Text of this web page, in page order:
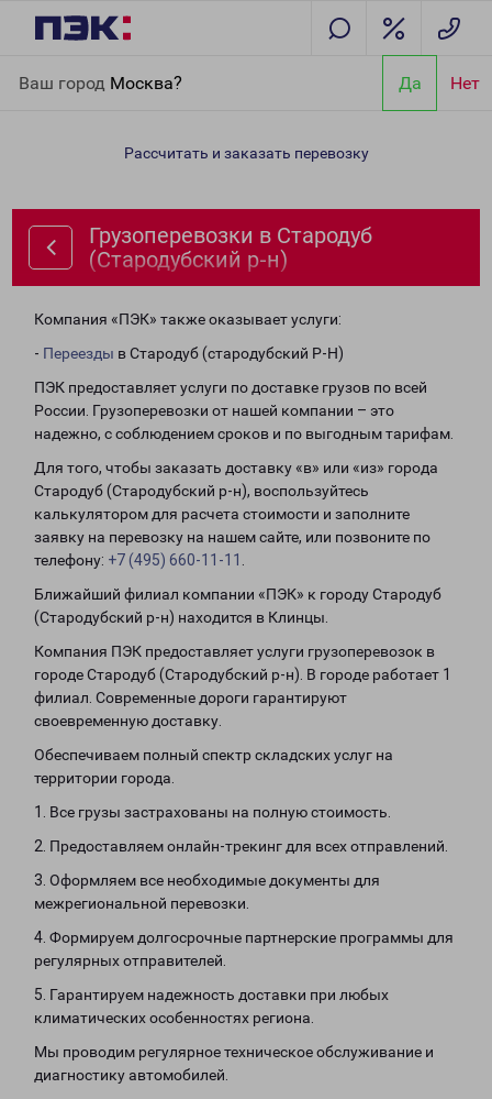
Ваш город Москва? Да Нет
(Стародубский р-н)
Рассчитать и заказать перевозку
Грузоперевозки в Стародуб
(Стародубский р-н)
Компания «ПЭК» также оказывает услуги:
- Переезды в Стародуб (стародубский Р-Н)
ПЭК предоставляет услуги по доставке грузов по всей
России. Грузоперевозки от нашей компании – это
надежно, с соблюдением сроков и по выгодным тарифам.
Для того, чтобы заказать доставку «в» или «из» города
Стародуб (Стародубский р-н), воспользуйтесь
калькулятором для расчета стоимости и заполните
заявку на перевозку на нашем сайте, или позвоните по
телефону: +7 (495) 660-11-11
Ближайший филиал компании «ПЭК» к городу Стародуб
(Стародубский р-н) находится в Клинцы.
Компания ПЭК предоставляет услуги грузоперевозок в
городе Стародуб (Стародубский р-н). В городе работает 1
филиал. Современные дороги гарантируют
своевременную доставку.
Обеспечиваем полный спектр складских услуг на
территории города.
1. Все грузы застрахованы на полную стоимость.
2. Предоставляем онлайн-трекинг для всех отправлений.
3. Оформляем все необходимые документы для
межрегиональной перевозки.
4. Формируем долгосрочные партнерские программы для
регулярных отправителей.
5. Гарантируем надежность доставки при любых
климатических особенностях региона.
Мы проводим регулярное техническое обслуживание и
диагностику автомобилей.